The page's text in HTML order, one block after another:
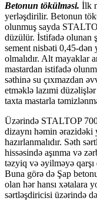
Betonun tökülməsi. İlk
yerləşdirilir. Betonun
olunmuş sayda
düzülür. İstifadə olunan
sement nisbəti 0,45-dən
olmalıdır. Alt mayaklar
mastardan istifadə
səthinə su çıxmazdan
etməklə lazımi
taxta mastarla
Üzərində STALTOP
dizaynı həmin ərazidəki
hazırlanmalıdır. Səth
hissəsində aşınma və
təzyiq və əyilməyə
Buna görə də Şap
olan hər hansı xətalara
sərtləşdiricisi üzərində